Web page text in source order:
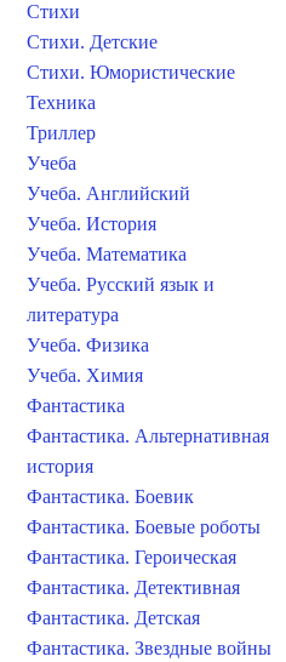
Стихи
Стихи. Детские
Стихи. Юмористические
Техника
Триллер
Учеба
Учеба. Английский
Учеба. История
Учеба. Математика
Учеба. Русский язык и
литература
Учеба. Физика
Учеба. Химия
Фантастика
Фантастика. Альтернативная
история
Фантастика. Боевик
Фантастика. Боевые роботы
Фантастика. Героическая
Фантастика. Детективная
Фантастика. Детская
Фантастика. Звездные войны